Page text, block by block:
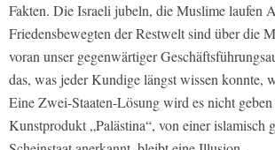
Fakten. Die Israeli jubeln, die Muslime laufen
Friedensbewegten der Restwelt sind über die
voran unser gegenwärtiger
das, was jeder Kundige längst wissen konnte,
Eine Zwei-Staaten-Lösung wird es nicht geben
Kunstprodukt „Palästina“, von einer islamisch